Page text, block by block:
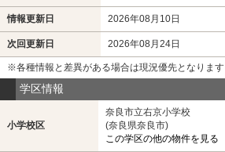
情報更新日 2026年08月10日
次回更新日 2026年08月24日
※各種情報と差異がある場合は現況優先となります
学区情報
小学校区
奈良市立右京小学校
(奈良県奈良市)
この学区の他の物件を見る